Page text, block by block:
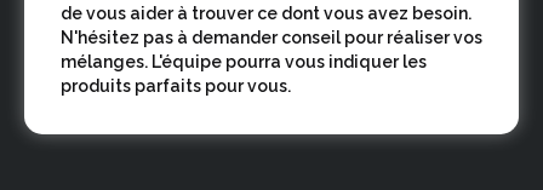
de vous aider à trouver ce dont vous avez besoin.
N'hésitez pas à demander conseil pour réaliser vos
mélanges. L'équipe pourra vous indiquer les
produits parfaits pour vous.